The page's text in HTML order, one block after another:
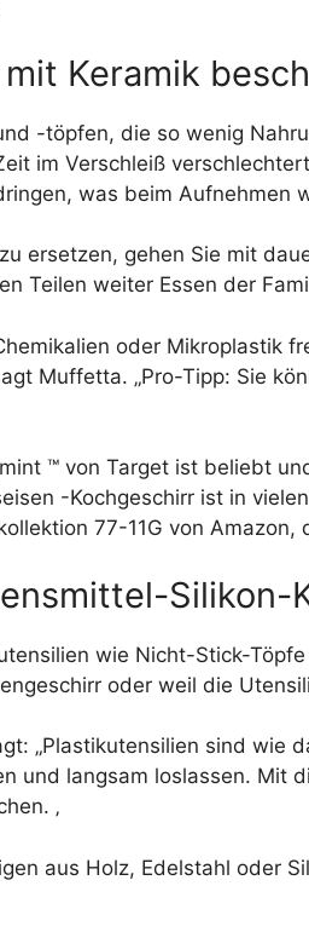
Keramik
-töpfen, die so wenig
im Verschleiß
was beim Aufnehmen
ersetzen, gehen Sie mit
Teilen weiter Essen der
oder Mikroplastik
Muffetta. „Pro-Tipp: Sie
™ von Target ist beliebt
-Kochgeschirr ist in
77-11G von
Silikon-
wie Nicht-Stick-
oder weil die
„Plastikutensilien sind wie
und langsam loslassen. Mit
‚
aus Holz, Edelstahl oder